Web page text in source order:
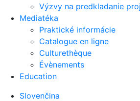
Výzvy na predkladanie
Mediatéka
Praktické informácie
Catalogue en ligne
Culturethèque
Évènements
Education
Slovenčina